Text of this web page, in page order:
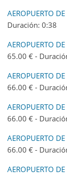
AEROPUERTO
Duración: 0:38
AEROPUERTO
65.00 € -
AEROPUERTO
66.00 € -
AEROPUERTO
66.00 € -
AEROPUERTO
66.00 € -
AEROPUERTO